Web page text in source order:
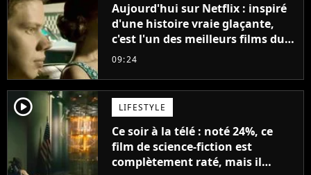
Aujourd'hui sur Netflix : inspiré
d'une histoire vraie glaçante,
c'est l'un des meilleurs films du
21ème siècle
09:24
player2 LIFESTYLE
Ce soir à la télé : noté 24%, ce
film de science-fiction est
complètement raté, mais il